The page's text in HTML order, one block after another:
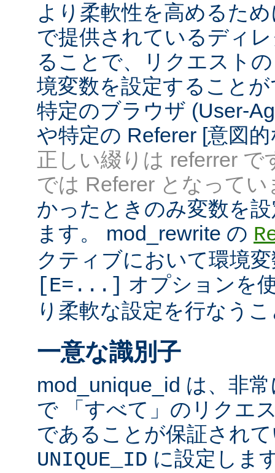
より柔軟性を高めるた
で提供されているディ
ることで、リクエスト
境変数を設定すること
特定のブラウザ (User-
や特定の Referer [意図
正しい綴りは referrer で
では Referer となってい
かったときのみ変数を
ます。 mod_rewrite の
クティブにおいて環境
[E=...] オプションを
り柔軟な設定を行なう
一意な識別子
mod_unique_id は、非
で 「すべて」のリクエ
であることが保証され
UNIQUE_ID に設定しま